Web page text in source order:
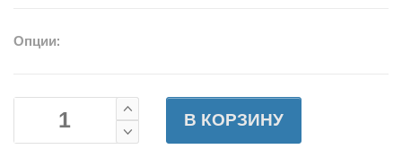
Опции:
В КОРЗИНУ